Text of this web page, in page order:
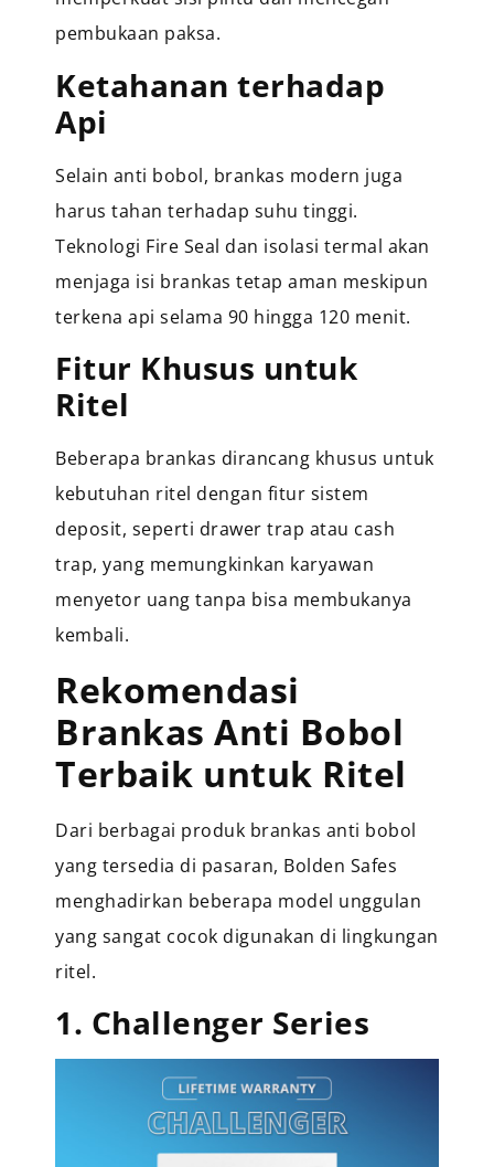
pembukaan paksa.
Ketahanan terhadap
Api
Selain anti bobol, brankas modern juga
harus tahan terhadap suhu tinggi.
Teknologi Fire Seal dan isolasi termal akan
menjaga isi brankas tetap aman meskipun
terkena api selama 90 hingga 120 menit.
Fitur Khusus untuk
Ritel
Beberapa brankas dirancang khusus untuk
kebutuhan ritel dengan fitur sistem
deposit, seperti drawer trap atau cash
trap, yang memungkinkan karyawan
menyetor uang tanpa bisa membukanya
kembali.
Rekomendasi
Brankas Anti Bobol
Terbaik untuk Ritel
Dari berbagai produk brankas anti bobol
yang tersedia di pasaran, Bolden Safes
menghadirkan beberapa model unggulan
yang sangat cocok digunakan di lingkungan
ritel.
1. Challenger Series